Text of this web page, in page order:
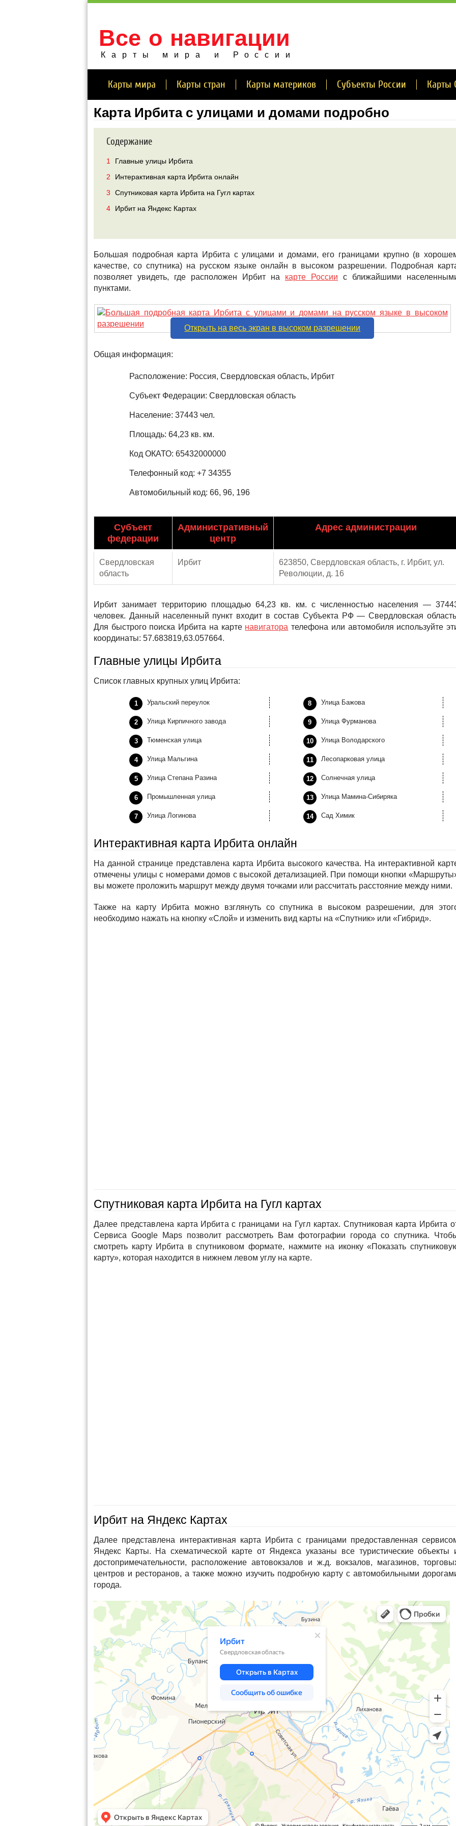
Все о навигации
Карты мира и России
Карты мира Карты стран Карты материков Субъекты России Карты
Карта Ирбита с улицами и домами подробно
Содержание
1
Главные улицы Ирбита
2
Интерактивная карта Ирбита онлайн
3
Спутниковая карта Ирбита на Гугл картах
4
Ирбит на Яндекс Картах
Большая подробная карта Ирбита с улицами и домами, его границами крупно (в
качестве, со спутника) на русском языке онлайн в высоком разрешении. Подробная
позволяет увидеть, где расположен Ирбит на карте России с ближайшими
пунктами.
Открыть на весь экран в высоком разрешении
Общая информация:
Расположение: Россия, Свердловская область, Ирбит
Субъект Федерации: Свердловская область
Население: 37443 чел.
Площадь: 64,23 кв. км.
Код ОКАТО: 65432000000
Телефонный код: +7 34355
Автомобильный код: 66, 96, 196
Субъект
федерации
Административный
центр
Адрес администрации
Свердловская
область
Ирбит
623850, Свердловская область, г. Ирбит, ул.
Революции, д. 16
Ирбит занимает территорию площадью 64,23 кв. км. с численностью населения —
человек. Данный населенный пункт входит в состав Субъекта РФ — Свердловская
Для быстрого поиска Ирбита на карте навигатора телефона или автомобиля используйте
координаты: 57.683819,63.057664.
Главные улицы Ирбита
Список главных крупных улиц Ирбита:
Уральский переулок
Улица Кирпичного завода
Тюменская улица
Улица Мальгина
Улица Степана Разина
Промышленная улица
Улица Логинова
Улица Бажова
Улица Фурманова
Улица Володарского
Лесопарковая улица
Солнечная улица
Улица Мамина-Сибиряка
Сад Химик
Интерактивная карта Ирбита онлайн
На данной странице представлена карта Ирбита высокого качества. На интерактивной
отмечены улицы с номерами домов с высокой детализацией. При помощи кнопки
вы можете проложить маршрут между двумя точками или рассчитать расстояние между ними.
Также на карту Ирбита можно взглянуть со спутника в высоком разрешении, для
необходимо нажать на кнопку «Слой» и изменить вид карты на «Спутник» или «Гибрид».
Спутниковая карта Ирбита на Гугл картах
Далее представлена карта Ирбита с границами на Гугл картах. Спутниковая карта Ирбита
Сервиса Google Maps позволит рассмотреть Вам фотографии города со спутника.
смотреть карту Ирбита в спутниковом формате, нажмите на иконку «Показать
карту», которая находится в нижнем левом углу на карте.
Ирбит на Яндекс Картах
Далее представлена интерактивная карта Ирбита с границами предоставленная
Яндекс Карты. На схематической карте от Яндекса указаны все туристические объекты
достопримечательности, расположение автовокзалов и ж.д. вокзалов, магазинов,
центров и ресторанов, а также можно изучить подробную карту с автомобильными
города.